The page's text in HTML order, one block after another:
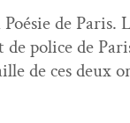
de Paris.
police de
de ces deux